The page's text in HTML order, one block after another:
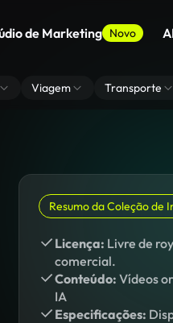
de Marketing Novo
Viagem Transporte
Resumo da Coleção de
Licença: Livre de
comercial.
Conteúdo: Vídeos
IA
Especificações: